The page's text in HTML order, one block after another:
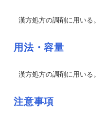
漢方処方の調剤に用いる。
用法・容量
漢方処方の調剤に用いる。
注意事項